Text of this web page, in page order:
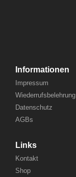
Informationen
Impressum
Wiederrufsbelehrung
Datenschutz
AGBs
Links
Kontakt
Shop